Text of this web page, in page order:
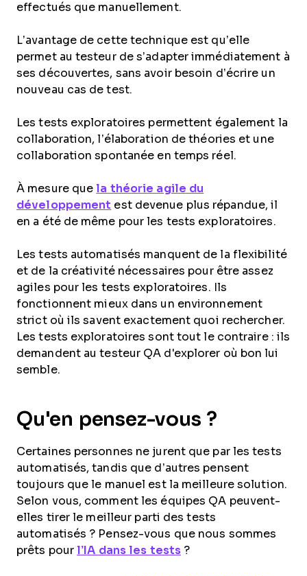
effectués que manuellement.
L’avantage de cette technique est qu’elle
permet au testeur de s’adapter immédiatement à
ses découvertes, sans avoir besoin d’écrire un
nouveau cas de test.
Les tests exploratoires permettent également la
collaboration, l’élaboration de théories et une
collaboration spontanée en temps réel.
À mesure que la théorie agile du
développement est devenue plus répandue, il
en a été de même pour les tests exploratoires.
Les tests automatisés manquent de la flexibilité
et de la créativité nécessaires pour être assez
agiles pour les tests exploratoires. Ils
fonctionnent mieux dans un environnement
strict où ils savent exactement quoi rechercher.
Les tests exploratoires sont tout le contraire : ils
demandent au testeur QA d'explorer où bon lui
semble.
Qu'en pensez-vous ?
Certaines personnes ne jurent que par les tests
automatisés, tandis que d’autres pensent
toujours que le manuel est la meilleure solution.
Selon vous, comment les équipes QA peuvent-
elles tirer le meilleur parti des tests
automatisés ? Pensez-vous que nous sommes
prêts pour l’IA dans les tests ?